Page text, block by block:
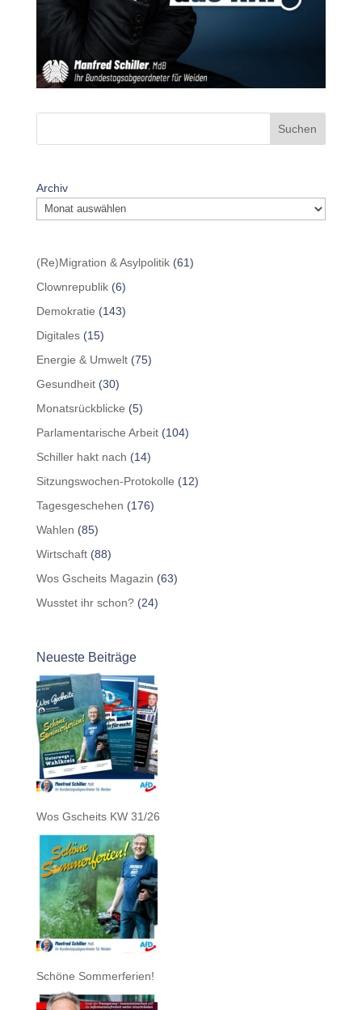
Suchen
Archiv
(Re)Migration & Asylpolitik(61)
Clownrepublik(6)
Demokratie (143)
Digitales(15)
Energie & Umwelt(75)
Gesundheit(30)
Monatsrückblicke (5)
Parlamentarische Arbeit(104)
Schiller hakt nach (14)
Sitzungswochen-Protokolle (12)
Tagesgeschehen (176)
Wahlen (85)
Wirtschaft(88)
Wos Gscheits Magazin (63)
Wusstet ihr schon?(24)
Neueste Beiträge
Wos Gscheits KW 31/26
Schöne Sommerferien!